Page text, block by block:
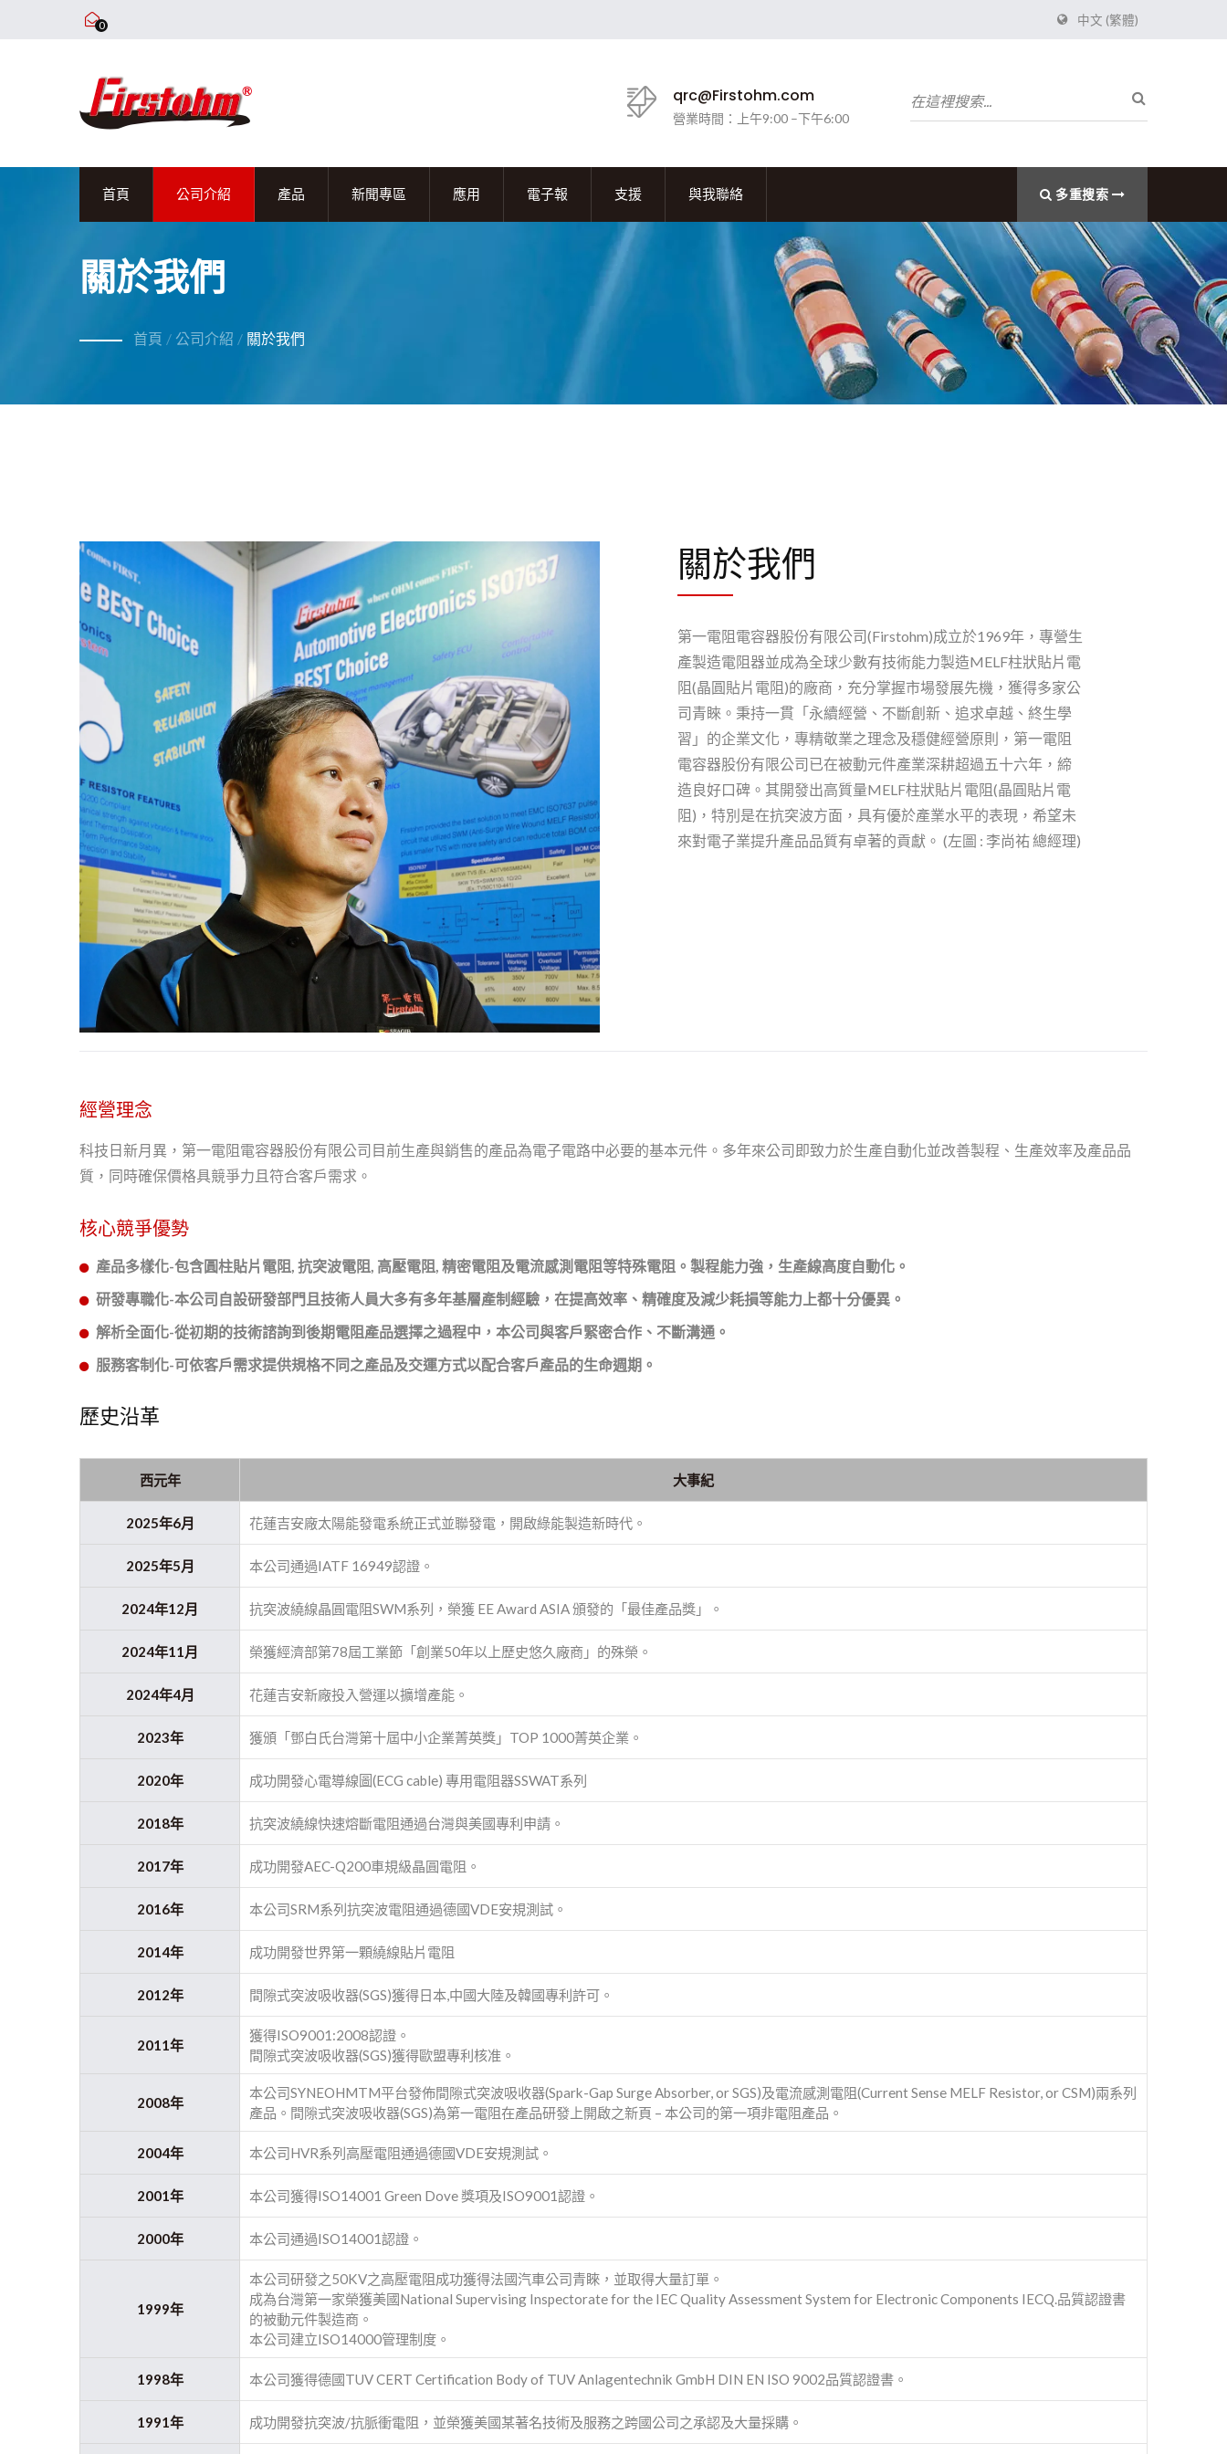
0 中文 (繁體)
qrc@Firstohm.com
營業時間：上午9:00 –下午6:00
首頁 公司介紹 產品 新聞專區 應用 電子報 支援 與我聯絡 多重搜索
關於我們
首頁 / 公司介紹 / 關於我們
關於我們
第一電阻電容器股份有限公司(Firstohm)成立於1969年，專營生
產製造電阻器並成為全球少數有技術能力製造MELF柱狀貼片電
阻(晶圓貼片電阻)的廠商，充分掌握市場發展先機，獲得多家公
司青睞。秉持一貫「永續經營、不斷創新、追求卓越、終生學
習」的企業文化，專精敬業之理念及穩健經營原則，第一電阻
電容器股份有限公司已在被動元件產業深耕超過五十六年，締
造良好口碑。其開發出高質量MELF柱狀貼片電阻(晶圓貼片電
阻)，特別是在抗突波方面，具有優於產業水平的表現，希望未
來對電子業提升產品品質有卓著的貢獻。 (左圖 : 李尚祐 總經理)
經營理念
科技日新月異，第一電阻電容器股份有限公司目前生產與銷售的產品為電子電路中必要的基本元件。多年來公司即致力於生產自動化並改善製程、生產效率及產品品
質，同時確保價格具競爭力且符合客戶需求。
核心競爭優勢
產品多樣化-包含圓柱貼片電阻, 抗突波電阻, 高壓電阻, 精密電阻及電流感測電阻等特殊電阻。製程能力強，生產線高度自動化。
研發專職化-本公司自設研發部門且技術人員大多有多年基層產制經驗，在提高效率、精確度及減少耗損等能力上都十分優異。
解析全面化-從初期的技術諮詢到後期電阻產品選擇之過程中，本公司與客戶緊密合作、不斷溝通。
服務客制化-可依客戶需求提供規格不同之產品及交運方式以配合客戶產品的生命週期。
歷史沿革
西元年 大事紀
2025年6月 花蓮吉安廠太陽能發電系統正式並聯發電，開啟綠能製造新時代。
2025年5月 本公司通過IATF 16949認證。
2024年12月 抗突波繞線晶圓電阻SWM系列，榮獲 EE Award ASIA 頒發的「最佳產品獎」。
2024年11月 榮獲經濟部第78屆工業節「創業50年以上歷史悠久廠商」的殊榮。
2024年4月 花蓮吉安新廠投入營運以擴增產能。
2023年 獲頒「鄧白氏台灣第十屆中小企業菁英獎」TOP 1000菁英企業。
2020年 成功開發心電導線圖(ECG cable) 專用電阻器SSWAT系列
2018年 抗突波繞線快速熔斷電阻通過台灣與美國專利申請。
2017年 成功開發AEC-Q200車規級晶圓電阻。
2016年 本公司SRM系列抗突波電阻通過德國VDE安規測試。
2014年 成功開發世界第一顆繞線貼片電阻
2012年 間隙式突波吸收器(SGS)獲得日本,中國大陸及韓國專利許可。
2011年
獲得ISO9001:2008認證。
間隙式突波吸收器(SGS)獲得歐盟專利核准。
2008年
本公司SYNEOHMTM平台發佈間隙式突波吸收器(Spark-Gap Surge Absorber, or SGS)及電流感測電阻(Current Sense MELF Resistor, or CSM)兩系列
產品。間隙式突波吸收器(SGS)為第一電阻在產品研發上開啟之新頁 – 本公司的第一項非電阻產品。
2004年 本公司HVR系列高壓電阻通過德國VDE安規測試。
2001年 本公司獲得ISO14001 Green Dove 獎項及ISO9001認證。
2000年 本公司通過ISO14001認證。
1999年
本公司研發之50KV之高壓電阻成功獲得法國汽車公司青睞，並取得大量訂單。
成為台灣第一家榮獲美國National Supervising Inspectorate for the IEC Quality Assessment System for Electronic Components IECQ.品質認證書
的被動元件製造商。
本公司建立ISO14000管理制度。
1998年 本公司獲得德國TUV CERT Certification Body of TUV Anlagentechnik GmbH DIN EN ISO 9002品質認證書。
1991年 成功開發抗突波/抗脈衝電阻，並榮獲美國某著名技術及服務之跨國公司之承認及大量採購。